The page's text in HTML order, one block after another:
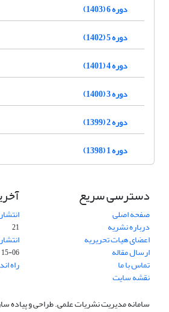
دوره 6 (1403)
دوره 5 (1402)
دوره 4 (1401)
دوره 3 (1400)
دوره 2 (1399)
دوره 1 (1398)
دسترسی سریع
صفحه اصلی
درباره نشریه
اعضای هیات تحریریه
ارسال مقاله
تماس با ما
نقشه سایت
انتشار شماره 2
21
06-15
راه
سامانه مدیریت نشریات علمی.طراحی و پیاده